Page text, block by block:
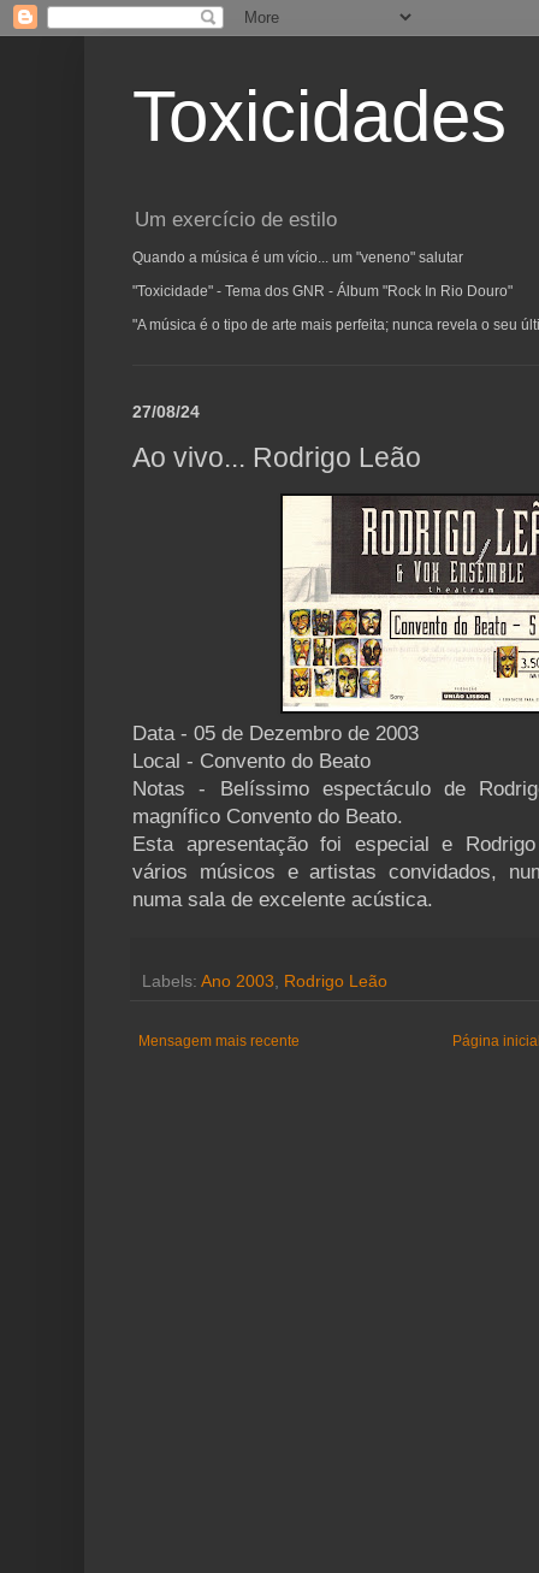
Toxicidades
Um exercício de estilo
Quando a música é um vício... um "veneno" salutar
"Toxicidade" - Tema dos GNR - Álbum "Rock In Rio Douro"
"A música é o tipo de arte mais perfeita; nunca revela o seu
27/08/24
Ao vivo... Rodrigo Leão
Data - 05 de Dezembro de 2003
Local - Convento do Beato
Notas - Belíssimo espectáculo de
magnífico Convento do Beato.
Esta apresentação foi especial e
vários músicos e artistas convidados,
numa sala de excelente acústica.
Labels: Ano 2003, Rodrigo Leão
Mensagem mais recente Página